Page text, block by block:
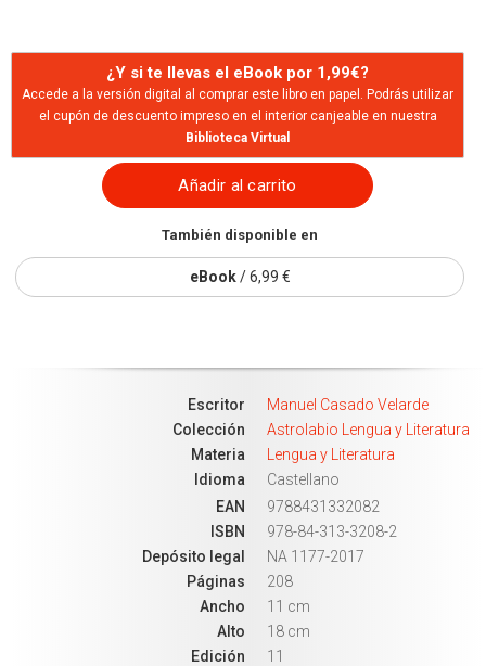
¿Y si te llevas el eBook por 1,99€?
Accede a la versión digital al comprar este libro en papel. Podrás utilizar
el cupón de descuento impreso en el interior canjeable en nuestra
Biblioteca Virtual
Añadir al carrito
También disponible en
eBook/ 6,99 €
Escritor
Manuel Casado Velarde
Colección
Astrolabio Lengua y Literatura
Materia
Lengua y Literatura
Idioma
Castellano
EAN
9788431332082
ISBN
978-84-313-3208-2
Depósito legal
NA 1177-2017
Páginas
208
Ancho
11 cm
Alto
18 cm
Edición
11